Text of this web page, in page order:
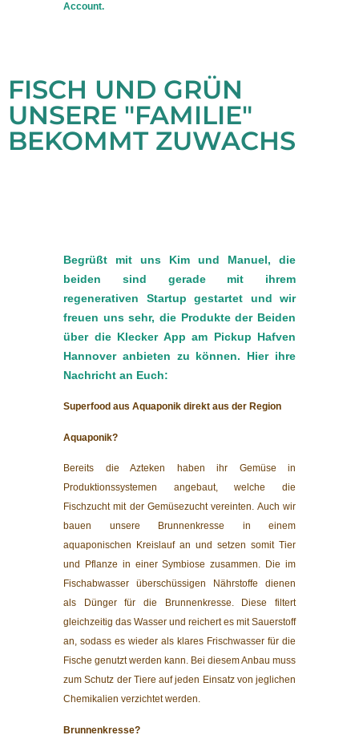
Account.
FISCH UND GRÜN
UNSERE "FAMILIE"
BEKOMMT ZUWACHS
Begrüßt mit uns Kim und Manuel, die
beiden sind gerade mit ihrem
regenerativen Startup gestartet und wir
freuen uns sehr, die Produkte der Beiden
über die Klecker App am Pickup Hafven
Hannover anbieten zu können. Hier ihre
Nachricht an Euch:
Superfood aus Aquaponik direkt aus der Region
Aquaponik?
Bereits die Azteken haben ihr Gemüse in
Produktionssystemen angebaut, welche die
Fischzucht mit der Gemüsezucht vereinten. Auch wir
bauen unsere Brunnenkresse in einem
aquaponischen Kreislauf an und setzen somit Tier
und Pflanze in einer Symbiose zusammen. Die im
Fischabwasser überschüssigen Nährstoffe dienen
als Dünger für die Brunnenkresse. Diese filtert
gleichzeitig das Wasser und reichert es mit Sauerstoff
an, sodass es wieder als klares Frischwasser für die
Fische genutzt werden kann. Bei diesem Anbau muss
zum Schutz der Tiere auf jeden Einsatz von jeglichen
Chemikalien verzichtet werden.
Brunnenkresse?